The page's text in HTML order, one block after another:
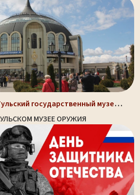
Тульский государственный музей оружия, здание-шлем...
МУЗЕЕ ОРУЖИЯ